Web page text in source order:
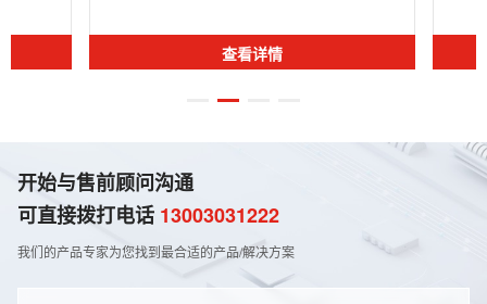
查看详情
开始与售前顾问沟通
可直接拨打电话 13003031222
我们的产品专家为您找到最合适的产品/解决⽅案